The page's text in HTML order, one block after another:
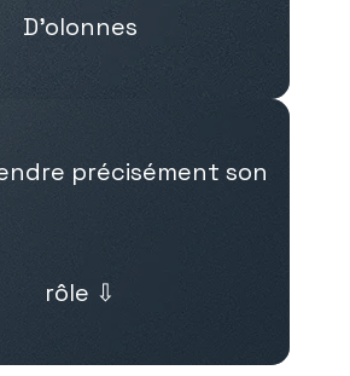
D’olonnes
précisément son
rôle ⇩